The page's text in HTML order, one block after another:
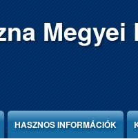
HASZNOS INFORMÁCIÓK